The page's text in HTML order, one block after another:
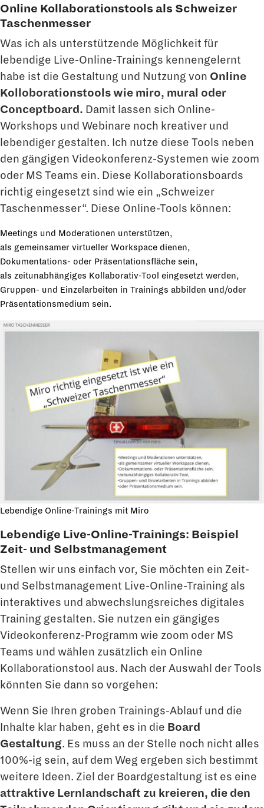
Online Kollaborationstools als Schweizer
Taschenmesser
Was ich als unterstützende Möglichkeit für
lebendige Live-Online-Trainings kennengelernt
habe ist die Gestaltung und Nutzung von Online
Kolloborationstools wie miro, mural oder
Conceptboard. Damit lassen sich Online-
Workshops und Webinare noch kreativer und
lebendiger gestalten. Ich nutze diese Tools neben
den gängigen Videokonferenz-Systemen wie zoom
oder MS Teams ein. Diese Kollaborationsboards
richtig eingesetzt sind wie ein „Schweizer
Taschenmesser“. Diese Online-Tools können:
Meetings und Moderationen unterstützen,
als gemeinsamer virtueller Workspace dienen,
Dokumentations- oder Präsentationsfläche sein,
als zeitunabhängiges Kollaborativ-Tool eingesetzt werden,
Gruppen- und Einzelarbeiten in Trainings abbilden und/oder
Präsentationsmedium sein.
Lebendige Online-Trainings mit Miro
Lebendige Live-Online-Trainings: Beispiel
Zeit- und Selbstmanagement
Stellen wir uns einfach vor, Sie möchten ein Zeit-
und Selbstmanagement Live-Online-Training als
interaktives und abwechslungsreiches digitales
Training gestalten. Sie nutzen ein gängiges
Videokonferenz-Programm wie zoom oder MS
Teams und wählen zusätzlich ein Online
Kollaborationstool aus. Nach der Auswahl der Tools
könnten Sie dann so vorgehen:
Wenn Sie Ihren groben Trainings-Ablauf und die
Inhalte klar haben, geht es in die Board
Gestaltung. Es muss an der Stelle noch nicht alles
100%-ig sein, auf dem Weg ergeben sich bestimmt
weitere Ideen. Ziel der Boardgestaltung ist es eine
attraktive Lernlandschaft zu kreieren, die den